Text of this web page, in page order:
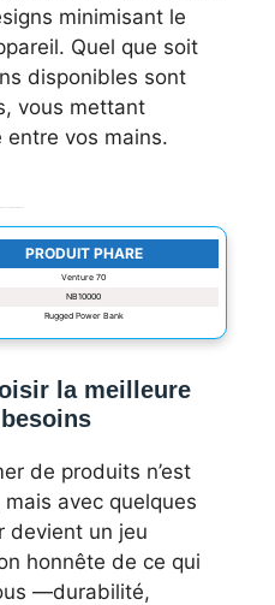
minimisant le
Quel que soit
disponibles sont
vous mettant
vos mains.
PRODUIT PHARE
Venture 70
NB10000
Rugged Power Bank
la meilleure
de produits n’est
avec quelques
devient un jeu
honnête de ce qui
—durabilité,